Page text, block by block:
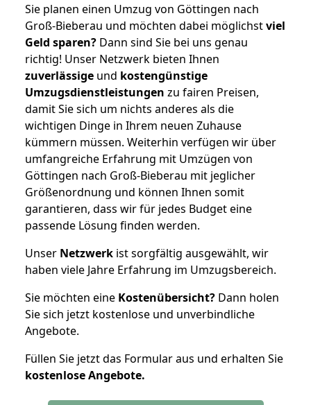
Sie planen einen Umzug von Göttingen nach
Groß-Bieberau und möchten dabei möglichstviel
Geld sparen? Dann sind Sie bei uns genau
richtig! Unser Netzwerk bieten Ihnen
zuverlässige und kostengünstige
Umzugsdienstleistungen zu fairen Preisen,
damit Sie sich um nichts anderes als die
wichtigen Dinge in Ihrem neuen Zuhause
kümmern müssen. Weiterhin verfügen wir über
umfangreiche Erfahrung mit Umzügen von
Göttingen nach Groß-Bieberau mit jeglicher
Größenordnung und können Ihnen somit
garantieren, dass wir für jedes Budget eine
passende Lösung finden werden.
Unser Netzwerk ist sorgfältig ausgewählt, wir
haben viele Jahre Erfahrung im Umzugsbereich.
Sie möchten eine Kostenübersicht? Dann holen
Sie sich jetzt kostenlose und unverbindliche
Angebote.
Füllen Sie jetzt das Formular aus und erhalten Sie
kostenloseAngebote.